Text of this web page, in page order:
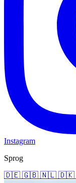
Instagram
Sprog
🇩🇪 🇬🇧 🇳🇱 🇩🇰